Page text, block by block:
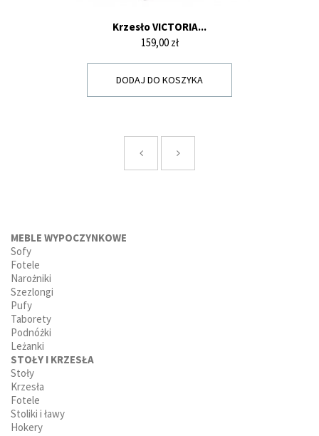
Krzesło VICTORIA...
Cena
159,00 zł
DODAJ DO KOSZYKA
MEBLE WYPOCZYNKOWE
Sofy
Fotele
Narożniki
Szezlongi
Pufy
Taborety
Podnóżki
Leżanki
STOŁY I KRZESŁA
Stoły
Krzesła
Fotele
Stoliki i ławy
Hokery